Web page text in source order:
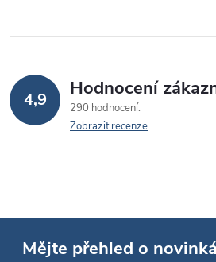
4,9 Hodnocení
290 hodnocení
Zobrazit recenze
Mějte přehled o